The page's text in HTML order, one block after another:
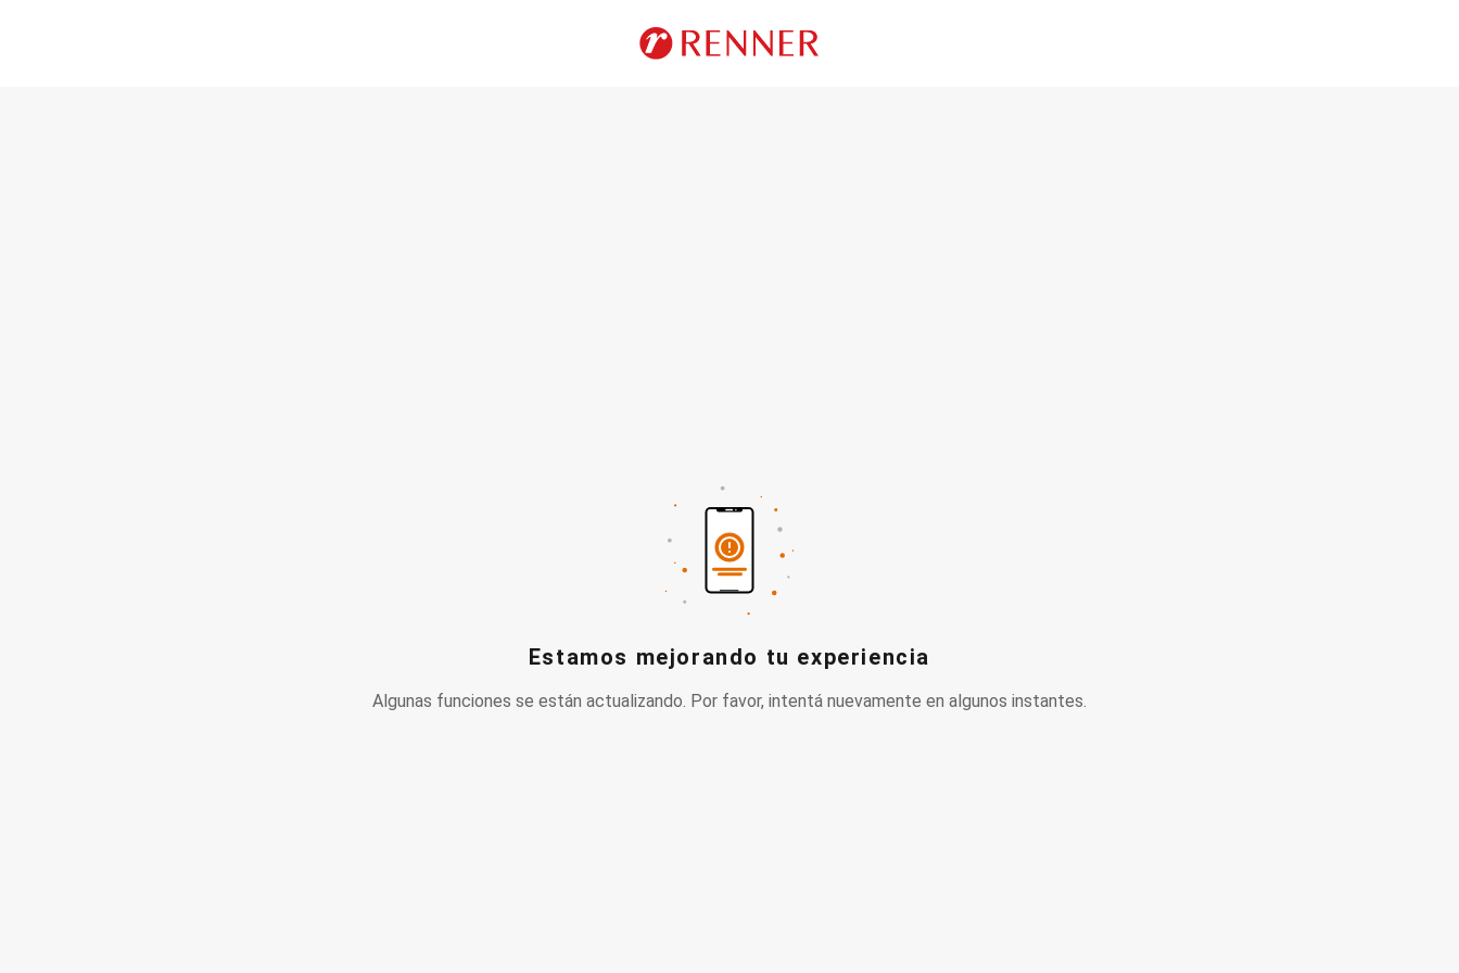
Estamos mejorando tu experiencia
Algunas funciones se están actualizando. Por favor, intentá nuevamente en algunos instantes.